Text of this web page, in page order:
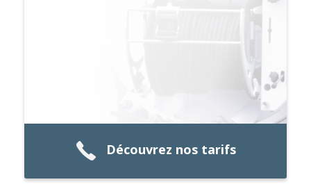
Découvrez nos tarifs